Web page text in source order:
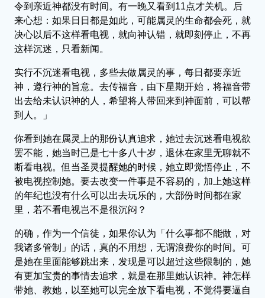
令到亲近神都没有时间。有一晚又看到11点才关机。后
来心想：如果日日都是如此，可能属灵的生命都会死，就
决心以后不这样看电视，就向神认错，就即刻停止，不再
这样沉迷，只看新闻。
实行不沉迷看电视，多些去做属灵的事，每日都要亲近
神，遵行神的旨意。去传福音，由下星期开始，将福音带
出去给未认识神的人，希望将人带回来到神面前，可以帮
到人。」
你看到她在属灵上的那份认真追求，她过去沉迷看电视欲
罢不能，她当时已是七十多八十岁，退休在家里无聊就不
断看电视。但当圣灵提醒她的时候，她立即觉悟停止，不
被电视控制她。要去改变一件事是不容易的，加上她这样
的年纪也没有什么可以出去玩乐的，大部份时间都在家
里，若不看电视岂不是很沉闷？
的确，作为一个信徒，如果你认为「什么事都不能做，对
我诸多管制」的话，真的不用想，无谓浪费你的时间。可
是她在里面能够跳出来，发现是可以超过这些限制的，她
有更加宝贵的事情去追求，就是在那里她认识神。神怎样
带她、教她，以至她可以完全放下看电视，不觉得要逼自